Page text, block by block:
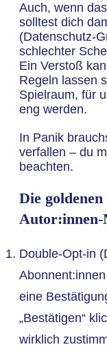
Auch, wenn
solltest dich
(Datenschutz-
schlechter
Ein Verstoß
Regeln lassen
Spielraum, für
eng werden.
In Panik
verfallen – du
beachten.
Die
Autor:innen-
Double-Opt-in
eine
„Bestätigen“
wirklich